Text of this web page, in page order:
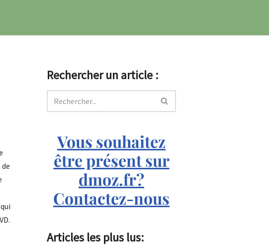
Rechercher un article :
Vous souhaitez
être présent sur
dmoz.fr?
Contactez-nous
Articles les plus lus: